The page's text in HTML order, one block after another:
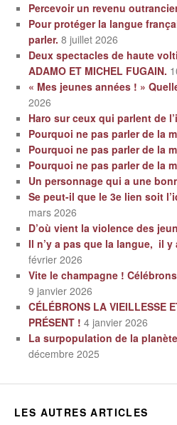
Percevoir un revenu
Pour protéger la langue
parler. 8 juillet 2026
Deux spectacles de haute
ADAMO ET MICHEL FUGAIN.
« Mes jeunes années ! »
2026
Haro sur ceux qui parlent de
Pourquoi ne pas parler de la
Pourquoi ne pas parler de la
Pourquoi ne pas parler de la
Un personnage qui a une
Se peut-il que le 3e lien soit
mars 2026
D’où vient la violence des
Il n’y a pas que la langue, il y
février 2026
Vite le champagne !
9 janvier 2026
CÉLÉBRONS LA VIEILLESSE
PRÉSENT ! 4 janvier 2026
La surpopulation de la
décembre 2025
LES AUTRES ARTICLES